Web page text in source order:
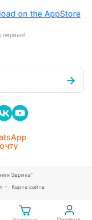
первых!
Карта сайта
Эврика"